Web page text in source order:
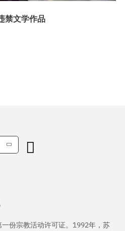
禁文学作品
份宗教活动许可证。1992年，苏